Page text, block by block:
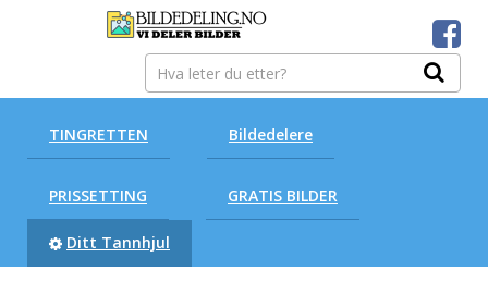
TINGRETTEN Bildedelere
PRISSETTING GRATIS BILDER
Ditt Tannhjul